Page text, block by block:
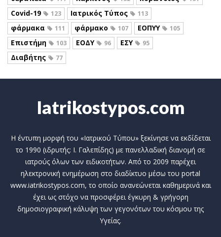
Covid-19 123 Ιατρικός Τύπος 113
φάρμακα 111 φάρμακο 107 ΕΟΠΥΥ 105
Επιστήμη 103 ΕΟΔΥ 96 ΕΣΥ 95
Διαβήτης 77
Iatrikostypos.com
Η έντυπη μορφή του «Ιατρικού Τύπου» ξεκίνησε να εκδίδεται
το 1990 (ιδρυτής: Ι. Γαλεπίδης) με πανελλαδική διανομή σε
ιατρούς όλων των ειδικοτήτων. Από το 2009 παρέχει
ηλεκτρονική ενημέρωση στο διαδίκτυο μέσω του portal
www.iatrikostypos.com, το οποίο ανανεώνεται καθημερινά και
έχει ως στόχο να προσφέρει έγκυρη & γρήγορη
δημοσιογραφική κάλυψη των γεγονότων του κόσμου της
Υγείας.